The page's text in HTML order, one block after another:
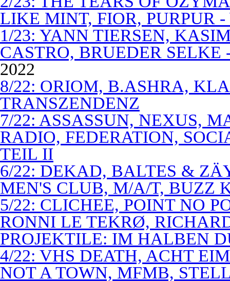
LIKE MINT, FIOR, PURPUR
1/23: YANN TIERSEN,
CASTRO, BRUEDER SELKE
2022
8/22: ORIOM, B.ASHRA,
TRANSZENDENZ
7/22: ASSASSUN, NEXUS,
RADIO, FEDERATION,
TEIL II
6/22: DEKAD, BALTES &
MEN'S CLUB, M/A/T, BUZZ
5/22: CLICHEE, POINT NO
RONNI LE TEKRØ,
PROJEKTILE: IM HALBEN
4/22: VHS DEATH, ACHT
NOT A TOWN, MFMB,